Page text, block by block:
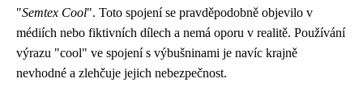
"Semtex Cool". Toto spojení se pravděpodobně objevilo v
médiích nebo fiktivních dílech a nemá oporu v realitě. Používání
výrazu "cool" ve spojení s výbušninami je navíc krajně
nevhodné a zlehčuje jejich nebezpečnost.